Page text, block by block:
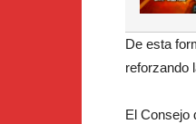
De esta
reforzando
El Consejo